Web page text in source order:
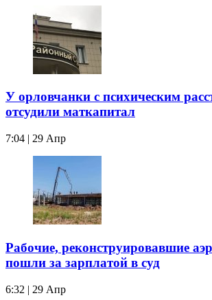
У орловчанки с психическим
отсудили маткапитал
7:04 | 29 Апр
Рабочие, реконструировавшие
пошли за зарплатой в суд
6:32 | 29 Апр